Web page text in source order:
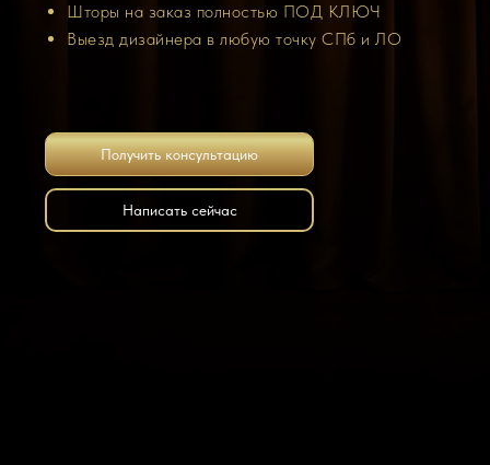
Шторы на заказ полностью ПОД КЛЮЧ
Выезд дизайнера в любую точку СПб и ЛО
Получить консультацию
Написать сейчас